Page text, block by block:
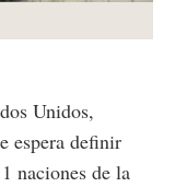
Unidos,
espera definir
naciones de la